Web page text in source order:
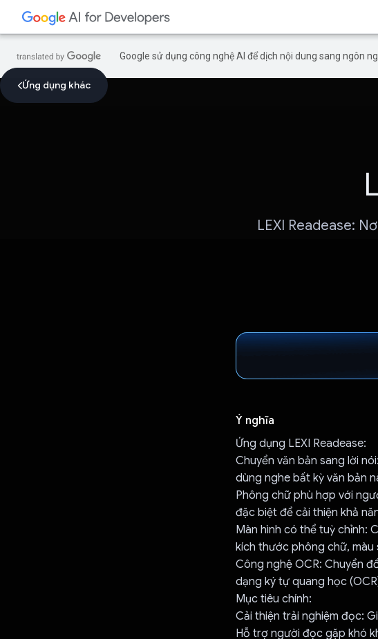
Google sử dụng công nghệ AI để dịch nội dung sang ngôn
Ứng dụng khác
LEXI Readease:
Ý nghĩa
Ứng dụng LEXI Readease:
Chuyển văn bản sang lời
dùng nghe bất kỳ văn bản
Phông chữ phù hợp với
đặc biệt để cải thiện khả
Màn hình có thể tuỳ chỉnh:
kích thước phông chữ, màu
Công nghệ OCR: Chuyển
dạng ký tự quang học
Mục tiêu chính:
Cải thiện trải nghiệm đọc:
Hỗ trợ người đọc gặp khó